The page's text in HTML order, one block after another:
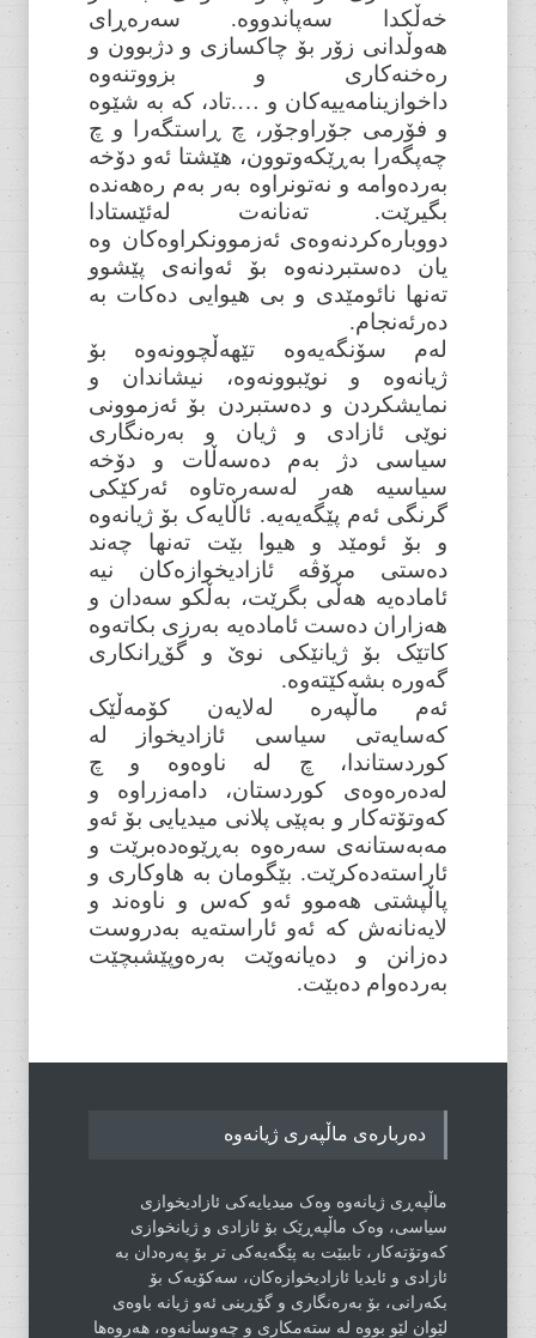
خەڵکدا سەپاندووە. سەرەڕای
هەوڵدانی زۆر بۆ چاکسازی و دژبوون و
رەخنەکاری و بزووتنەوە
داخوازینامەییەکان و ….تاد، کە بە شێوە
و فۆرمی جۆراوجۆر، چ ڕاستگەرا و چ
چەپگەرا بەڕێکەوتوون، هێشتا ئەو دۆخە
بەردەوامە و نەتونراوە بەر بەم رەهەندە
بگیرێت. تەنانەت لەئێستادا
دووبارەکردنەوەی ئەزموونکراوەکان وە
یان دەستبردنەوە بۆ ئەوانەی پێشوو
تەنها نائومێدی و بی هیوایی دەکات بە
دەرئەنجام.
لەم سۆنگەیەوە تێهەڵچوونەوە بۆ
ژیانەوە و نوێبوونەوە، نیشاندان و
نمایشکردن و دەستبردن بۆ ئەزموونی
نوێی ئازادی و ژیان و بەرەنگاری
سیاسی دژ بەم دەسەڵات و دۆخە
سیاسیە هەر لەسەرەتاوە ئەرکێکی
گرنگی ئەم پێگەیەیە. ئاڵایەک بۆ ژیانەوە
و بۆ ئومێد و هیوا بێت تەنها چەند
دەستی مرۆڤە ئازادیخوازەکان نیە
ئامادەیە هەڵی بگرێت، بەڵکو سەدان و
هەزاران دەست ئامادەیە بەرزی بکاتەوە
کاتێک بۆ ژیانێکی نوێ و گۆڕانکاری
گەورە بشەکێتەوە.
ئەم ماڵپەرە لەلایەن کۆمەڵێک
کەسایەتی سیاسی ئازادیخواز لە
کوردستاندا، چ لە ناوەوە و چ
لەدەرەوەی کوردستان، دامەزراوە و
کەوتۆتەکار و بەپێی پلانی میدیایی بۆ ئەو
مەبەستانەی سەرەوە بەڕێوەدەبرێت و
ئاراستەدەکرێت. بێگومان بە هاوکاری و
پاڵپشتی هەموو ئەو کەس و ناوەند و
لایەنانەش کە ئەو ئاراستەیە بەدروست
دەزانن و دەیانەوێت بەرەوپێشبچێت
بەردەوام دەبێت.
دەربارەی ماڵپەری ژیانەوە
ماڵپەڕی ژیانەوە وەک میدیایەکی ئازادیخوازی
سیاسی، وەک ماڵپەڕێک بۆ ئازادی و ژیانخوازی
کەوتۆتەکار، تاببێت بە پێگەیەکی تر بۆ پەرەدان بە
ئازادی و ئایدیا ئازادیخوازەکان، سەکۆیەک بۆ
بکەرانی، بۆ بەرەنگاری و گۆڕینی ئەو ژیانە باوەی
لێوان لێو بووە لە ستەمکاری و چەوسانەوە، هەروەها